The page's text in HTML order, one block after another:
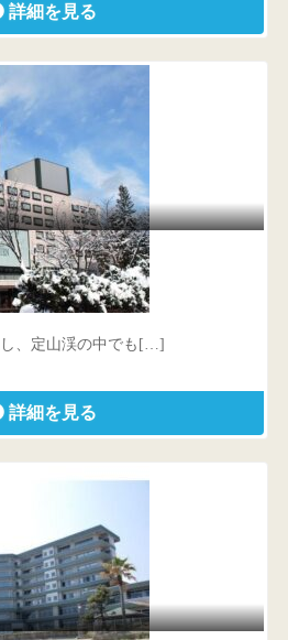
詳細を見る
テル瑞苑
泉東4丁目328番地
、定山渓の中でも[…]
詳細を見る